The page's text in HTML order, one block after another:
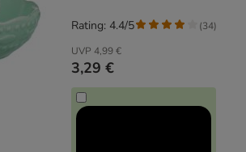
UVP 4,99 €
3,29 €
Rating: 4.4/5 (34)